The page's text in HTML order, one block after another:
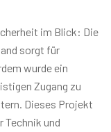
im Blick: Die
sorgt für
wurde ein
Zugang zu
Dieses Projekt
Technik und